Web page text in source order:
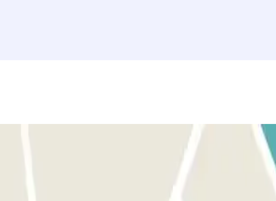
una ricevuta d'acquisto con il codice localizzatore della tua prenotazione.